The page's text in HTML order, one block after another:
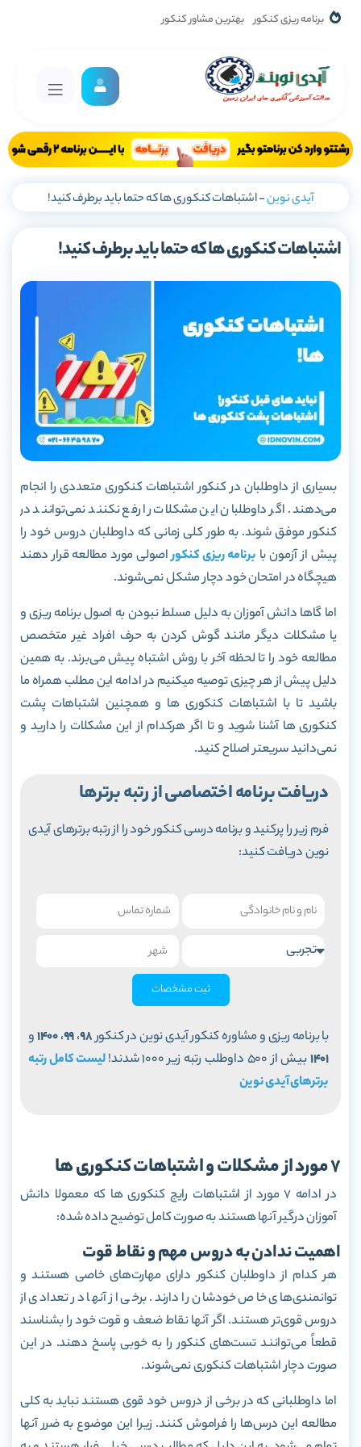
برنامه ریزی کنکور بهترین مشاور کنکور
آیدی نوین-اشتباهات کنکوری ها که حتما باید برطرف کنید!
اشتباهات کنکوری ها که حتما باید برطرف کنید!
بسیاری از داوطلبان در کنکور اشتباهات کنکوری متعددی را انجام
می‌دهند. اگر داوطلبان این مشکلات را رفع نکنند نمی‌توانند در
کنکور موفق شوند. به طور کلی زمانی که داوطلبان دروس خود را
پیش از آزمون با برنامه ریزی کنکوراصولی مورد مطالعه قرار دهند
هیچگاه در امتحان خود دچار مشکل نمی‌شوند.
اما گاها دانش آموزان به دلیل مسلط نبودن به اصول برنامه ریزی و
یا مشکلات دیگر مانند گوش کردن به حرف افراد غیر متخصص
مطالعه خود را تا لحظه آخر با روش اشتباه پیش می‌برند. به همین
دلیل پیش از هر چیزی توصیه میکنیم در ادامه این مطلب همراه ما
باشید تا با اشتباهات کنکوری ها و همچنین اشتباهات پشت
کنکوری ها آشنا شوید و تا اگر هرکدام از این مشکلات را دارید و
نمی‌دانید سریعتر اصلاح کنید.
دریافت برنامه اختصاصی از رتبه برترها
فرم زیر را پرکنید و برنامه درسی کنکور خود را از رتبه برترهای آیدی
نوین دریافت کنید:
ثبت مشخصات
با برنامه ریزی و مشاوره کنکور آیدی نوین در کنکور98،99،1400و
1401بیش از 500 داوطلب رتبه زیر 1000 شدند!
لیست کامل رتبه
برترهای آیدی نوین
7 مورد از مشکلات و اشتباهات کنکوری ها
در ادامه 7 مورد از اشتباهات رایج کنکوری ها که معمولا دانش
آموزان درگیر آنها هستند به صورت کامل توضیح داده شده:
اهمیت ندادن به دروس مهم و نقاط قوت
هر کدام از داوطلبان کنکور دارای مهارت‌های خاصی هستند و
توانمندی‌های خاص خودشان را دارند. برخی از آنها در تعدادی از
دروس قوی‌تر هستند. اگر آنها نقاط ضعف و قوت خود را بشناسند
قطعاً می‌توانند تست‌های کنکور را به خوبی پاسخ دهند. در این
صورت دچار اشتباهات کنکوری نمی‌شوند.
اما داوطلبانی که در برخی از دروس خود قوی هستند نباید به کلی
مطالعه این درس‌ها را فراموش کنند. زیرا این موضوع به ضرر آنها